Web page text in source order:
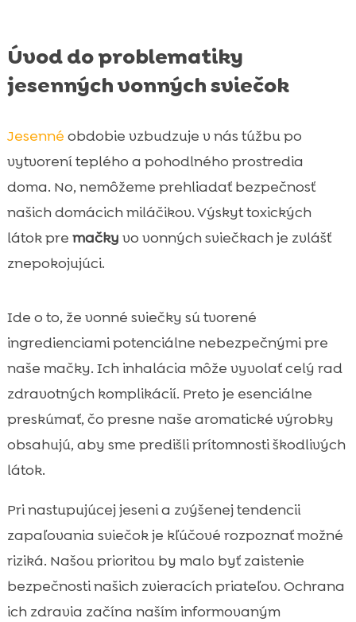
Úvod do problematiky
jesenných vonných sviečok
Jesenné obdobie vzbudzuje v nás túžbu po
vytvorení teplého a pohodlného prostredia
doma. No, nemôžeme prehliadať bezpečnosť
našich domácich miláčikov. Výskyt toxických
látok pre mačky vo vonných sviečkach je zvlášť
znepokojujúci.
Ide o to, že vonné sviečky sú tvorené
ingredienciami potenciálne nebezpečnými pre
naše mačky. Ich inhalácia môže vyvolať celý rad
zdravotných komplikácií. Preto je esenciálne
preskúmať, čo presne naše aromatické výrobky
obsahujú, aby sme predišli prítomnosti škodlivých
látok.
Pri nastupujúcej jeseni a zvýšenej tendencii
zapaľovania sviečok je kľúčové rozpoznať možné
riziká. Našou prioritou by malo byť zaistenie
bezpečnosti našich zvieracích priateľov. Ochrana
ich zdravia začína naším informovaným